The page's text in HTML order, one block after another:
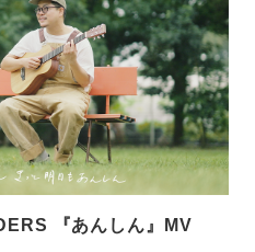
『あんしん』MV